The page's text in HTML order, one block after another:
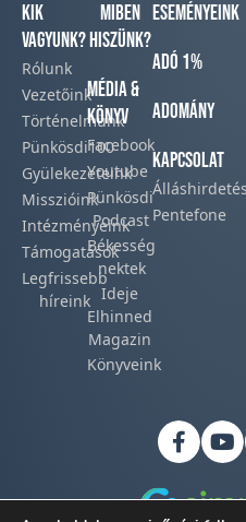
Kik
vagyunk?
Rólunk
Vezetőink
Történelmünk​
Pünkösdi100
Gyülekezeteink​
Misszióink​
Intézményeink
Támogatások
Legfrissebb
híreink​
Miben
hiszünk?
Média &
Könyv
Facebook​
Youtube
Pünkösdi
Podcast​
Békesség
nektek
Ideje
Elhinned
Magazin
Könyveink
Eseményeink
Adó 1%
Adomány
Kapcsolat
Pentefone